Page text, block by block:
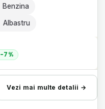
Benzina
Albastru
-7%
Vezi mai multe detalii →